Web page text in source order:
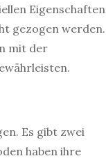
Eigenschaften
gezogen werden.
mit der
Es gibt zwei
haben ihre